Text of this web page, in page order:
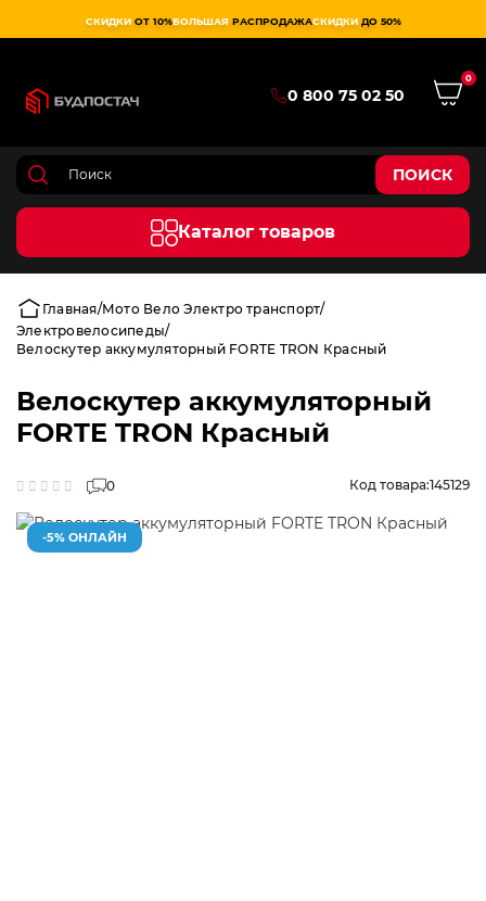
СКИДКИ ОТ 10%БОЛЬШАЯ РАСПРОДАЖАСКИДКИ ДО 50%
0 800 75 02 50
0
ПОИСК
Каталог товаров
Главная Мото Вело Электро транспорт
Электровелосипеды
Велоскутер аккумуляторный FORTE TRON Красный
Велоскутер аккумуляторный
FORTE TRON Красный
0 Код товара:145129
-5% ОНЛАЙН